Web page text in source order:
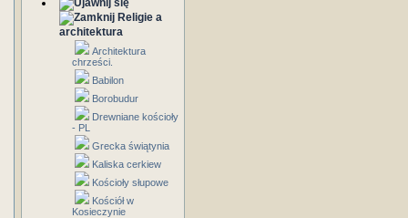
Religie a
architektura
Architektura
chrześci.
Babilon
Borobudur
Drewniane kościoły
- PL
Grecka świątynia
Kaliska cerkiew
Kościoły słupowe
Kościół w
Kosieczynie